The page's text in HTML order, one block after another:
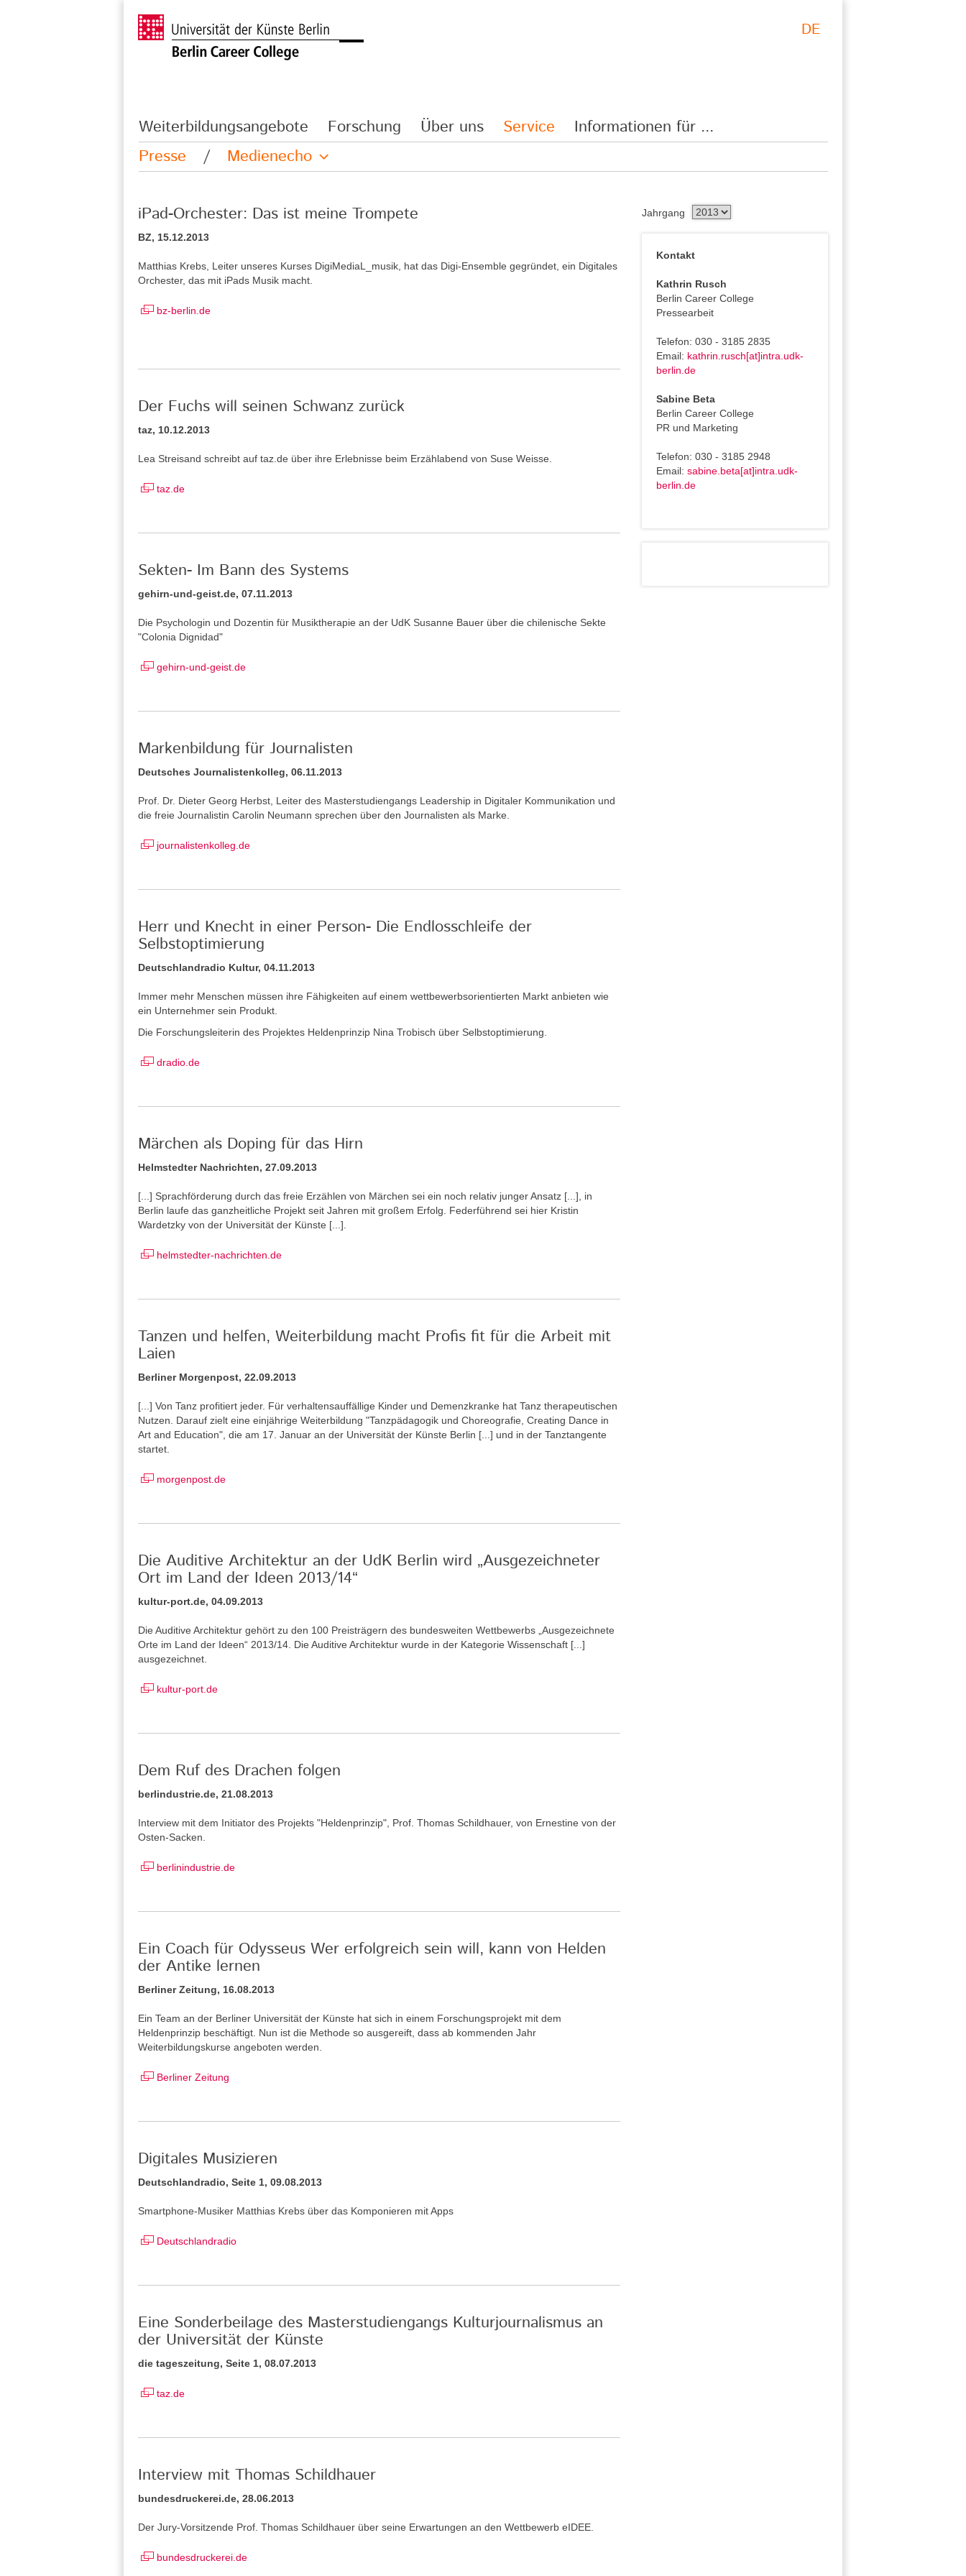
DE
Weiterbildungsangebote Forschung Über uns Service
Informationen für ...
Presse
/ Medienecho
iPad-Orchester: Das ist meine Trompete
BZ, 15.12.2013
Matthias Krebs, Leiter unseres Kurses DigiMediaL_musik, hat das Digi-Ensemble gegründet, ein Digitales
Orchester, das mit iPads Musik macht.
bz-berlin.de
Der Fuchs will seinen Schwanz zurück
taz, 10.12.2013
Lea Streisand schreibt auf taz.de über ihre Erlebnisse beim Erzählabend von Suse Weisse.
taz.de
Sekten- Im Bann des Systems
gehirn-und-geist.de, 07.11.2013
Die Psychologin und Dozentin für Musiktherapie an der UdK Susanne Bauer über die chilenische Sekte
"Colonia Dignidad"
gehirn-und-geist.de
Markenbildung für Journalisten
Deutsches Journalistenkolleg, 06.11.2013
Prof. Dr. Dieter Georg Herbst, Leiter des Masterstudiengangs Leadership in Digitaler Kommunikation und
die freie Journalistin Carolin Neumann sprechen über den Journalisten als Marke.
journalistenkolleg.de
Herr und Knecht in einer Person- Die Endlosschleife der
Selbstoptimierung
Deutschlandradio Kultur, 04.11.2013
Immer mehr Menschen müssen ihre Fähigkeiten auf einem wettbewerbsorientierten Markt anbieten wie
ein Unternehmer sein Produkt.
Die Forschungsleiterin des Projektes Heldenprinzip Nina Trobisch über Selbstoptimierung.
dradio.de
Märchen als Doping für das Hirn
Helmstedter Nachrichten, 27.09.2013
[...] Sprachförderung durch das freie Erzählen von Märchen sei ein noch relativ junger Ansatz [...], in
Berlin laufe das ganzheitliche Projekt seit Jahren mit großem Erfolg. Federführend sei hier Kristin
Wardetzky von der Universität der Künste [...].
helmstedter-nachrichten.de
Tanzen und helfen, Weiterbildung macht Profis fit für die Arbeit mit
Laien
Berliner Morgenpost, 22.09.2013
[...] Von Tanz profitiert jeder. Für verhaltensauffällige Kinder und Demenzkranke hat Tanz therapeutischen
Nutzen. Darauf zielt eine einjährige Weiterbildung "Tanzpädagogik und Choreografie, Creating Dance in
Art and Education", die am 17. Januar an der Universität der Künste Berlin [...] und in der Tanztangente
startet.
morgenpost.de
Die Auditive Architektur an der UdK Berlin wird „Ausgezeichneter
Ort im Land der Ideen 2013/14“
kultur-port.de, 04.09.2013
Die Auditive Architektur gehört zu den 100 Preisträgern des bundesweiten Wettbewerbs „Ausgezeichnete
Orte im Land der Ideen“ 2013/14. Die Auditive Architektur wurde in der Kategorie Wissenschaft [...]
ausgezeichnet.
kultur-port.de
Dem Ruf des Drachen folgen
berlindustrie.de, 21.08.2013
Interview mit dem Initiator des Projekts "Heldenprinzip", Prof. Thomas Schildhauer, von Ernestine von der
Osten-Sacken.
berlinindustrie.de
Ein Coach für Odysseus Wer erfolgreich sein will, kann von Helden
der Antike lernen
Berliner Zeitung, 16.08.2013
Ein Team an der Berliner Universität der Künste hat sich in einem Forschungsprojekt mit dem
Heldenprinzip beschäftigt. Nun ist die Methode so ausgereift, dass ab kommenden Jahr
Weiterbildungskurse angeboten werden.
Berliner Zeitung
Digitales Musizieren
Deutschlandradio, Seite 1, 09.08.2013
Smartphone-Musiker Matthias Krebs über das Komponieren mit Apps
Deutschlandradio
Eine Sonderbeilage des Masterstudiengangs Kulturjournalismus an
der Universität der Künste
die tageszeitung, Seite 1, 08.07.2013
taz.de
Interview mit Thomas Schildhauer
bundesdruckerei.de, 28.06.2013
Der Jury-Vorsitzende Prof. Thomas Schildhauer über seine Erwartungen an den Wettbewerb eIDEE.
bundesdruckerei.de
Jahrgang
Kontakt
Kathrin Rusch
Berlin Career College
Pressearbeit
Telefon: 030 - 3185 2835
Email: kathrin.rusch[at]intra.udk-
berlin.de
Sabine Beta
Berlin Career College
PR und Marketing
Telefon: 030 - 3185 2948
Email:sabine.beta[at]intra.udk-
berlin.de